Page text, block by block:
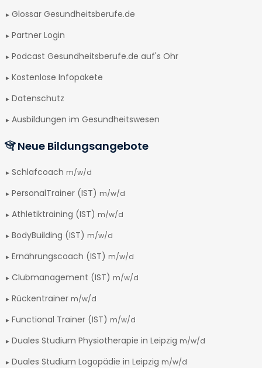
Glossar Gesundheitsberufe.de
Partner Login
Podcast Gesundheitsberufe.de auf's Ohr
Kostenlose Infopakete
Datenschutz
Ausbildungen im Gesundheitswesen
Neue Bildungsangebote
Schlafcoach m/w/d
PersonalTrainer (IST) m/w/d
Athletiktraining (IST) m/w/d
BodyBuilding (IST) m/w/d
Ernährungscoach (IST) m/w/d
Clubmanagement (IST) m/w/d
Rückentrainer m/w/d
Functional Trainer (IST) m/w/d
Duales Studium Physiotherapie in Leipzig m/w/d
Duales Studium Logopädie in Leipzig m/w/d